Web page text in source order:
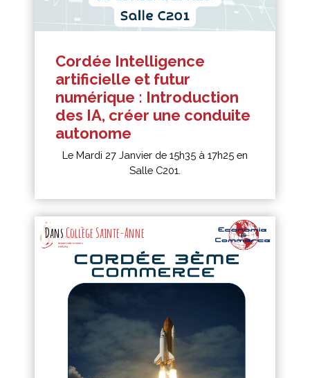
Cordée Intelligence
artificielle et futur
numérique : Introduction
des IA, créer une conduite
autonome
Le Mardi 27 Janvier de 15h35 à 17h25 en
Salle C201.
DansCollège Sainte-Anne